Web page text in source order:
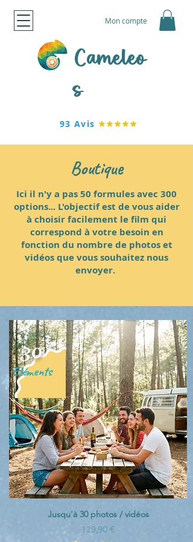
Cameleo
s
Mon compte
93 Avis
Boutique
Ici il n'y a pas 50 formules avec 300
options... L'objectif est de vous aider
à choisir facilement le film qui
correspond à votre besoin en
fonction du nombre de photos et
vidéos que vous souhaitez nous
envoyer.
Jusqu'à 30 photos / vidéos
Prix
129,90 €
30
Eléments